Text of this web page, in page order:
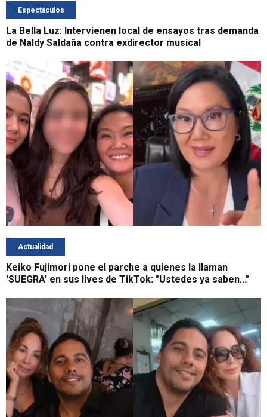
Espectáculos
La Bella Luz: Intervienen local de ensayos tras demanda
de Naldy Saldaña contra exdirector musical
Actualidad
Keiko Fujimori pone el parche a quienes la llaman
'SUEGRA' en sus lives de TikTok: "Ustedes ya saben..."